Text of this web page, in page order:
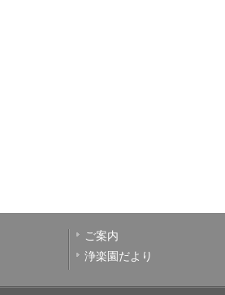
ご案内
浄楽園だより